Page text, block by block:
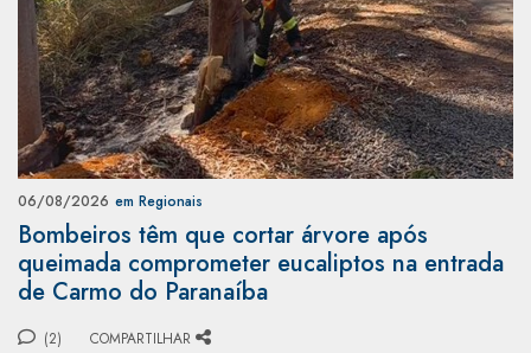
06/08/2026 em Regionais
Bombeiros têm que cortar árvore após
queimada comprometer eucaliptos na entrada
de Carmo do Paranaíba
(2) COMPARTILHAR